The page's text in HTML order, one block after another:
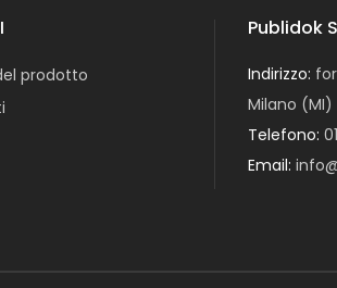
prodotto
Publidok
Indirizzo:
Milano (MI)
Telefono:
Email: